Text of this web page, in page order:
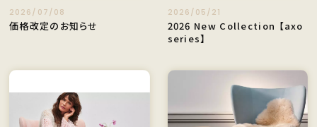
2026/07/08
価格改定のお知らせ
2026/05/21
2026 New Collection 【axo
series】